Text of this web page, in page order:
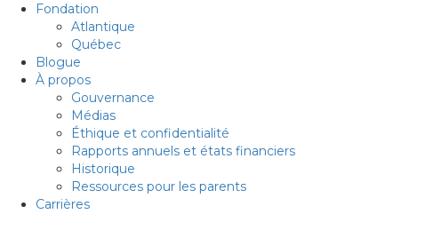
Fondation
Atlantique
Québec
Blogue
À propos
Gouvernance
Médias
Éthique et confidentialité
Rapports annuels et états financiers
Historique
Ressources pour les parents
Carrières